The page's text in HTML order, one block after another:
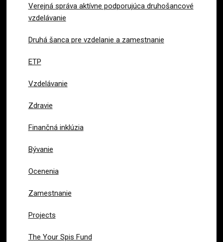
Verejná správa aktívne podporujúca druhošancové
vzdelávanie
Druhá šanca pre vzdelanie a zamestnanie
ETP
Vzdelávanie
Zdravie
Finančná inklúzia
Bývanie
Ocenenia
Zamestnanie
Projects
The Your Spis Fund